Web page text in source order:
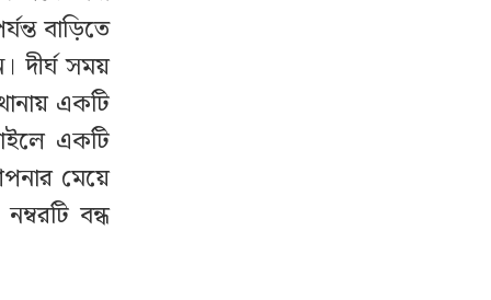
বাড়িতে
দীর্ঘ সময়
একটি
একটি
মেয়ে
বন্ধ